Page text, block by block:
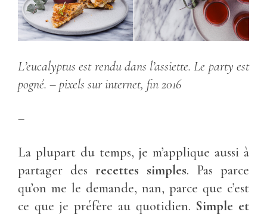
L’eucalyptus est rendu dans l’assiette. Le party est
pogné. – pixels sur internet, fin 2016
–
La plupart du temps, je m’applique aussi à
partager des recettes simples. Pas parce
qu’on me le demande, nan, parce que c’est
ce que je préfère au quotidien. Simple et